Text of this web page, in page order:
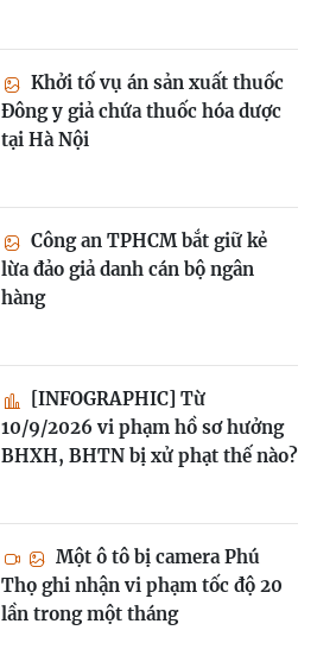
Khởi tố vụ án sản xuất thuốc
Đông y giả chứa thuốc hóa dược
tại Hà Nội
Công an TPHCM bắt giữ kẻ
lừa đảo giả danh cán bộ ngân
hàng
[INFOGRAPHIC] Từ
10/9/2026 vi phạm hồ sơ hưởng
BHXH, BHTN bị xử phạt thế nào?
Một ô tô bị camera Phú
Thọ ghi nhận vi phạm tốc độ 20
lần trong một tháng